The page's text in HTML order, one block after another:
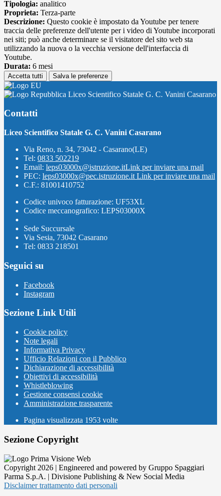
Tipologia: analitico
Proprieta: Terza-parte
Descrizione: Questo cookie è impostato da Youtube per tenere
traccia delle preferenze dell'utente per i video di Youtube incorporati
nei siti; può anche determinare se il visitatore del sito web sta
utilizzando la nuova o la vecchia versione dell'interfaccia di
Youtube.
Durata: 6 mesi
Accetta tutti Salva le preferenze
Liceo Scientifico Statale G. C. Vanini Casarano
Contatti
Liceo Scientifico Statale G. C. Vanini Casarano
Via Reno, n. 34, 73042 - Casarano(LE)
Tel: 0833 502219
Email: leps03000x@istruzione.itLink per inviare una mail
PEC: leps03000x@pec.istruzione.it Link per inviare una mail
C.F.: 81001410752
Codice univoco fatturazione: UF53XL
Codice meccanografico: LEPS03000X
Sede Succursale
Via Sesia, 73042 Casarano
Tel: 0833 218501
Seguici su
Facebook
Instagram
Sezione Link Utili
Cookie policy
Note legali
Informativa Privacy
Ufficio Relazioni con il Pubblico
Dichiarazione di accessibilità
Obiettivi di accessibilità
Whistleblowing
Gestione consensi cookie
Amministrazione trasparente
Pagina visualizzata 1953 volte
Sezione Copyright
Copyright 2026 | Engineered and powered by Gruppo Spaggiari
Parma S.p.A. | Divisione Publishing & New Social Media
Disclaimer trattamento dati personali